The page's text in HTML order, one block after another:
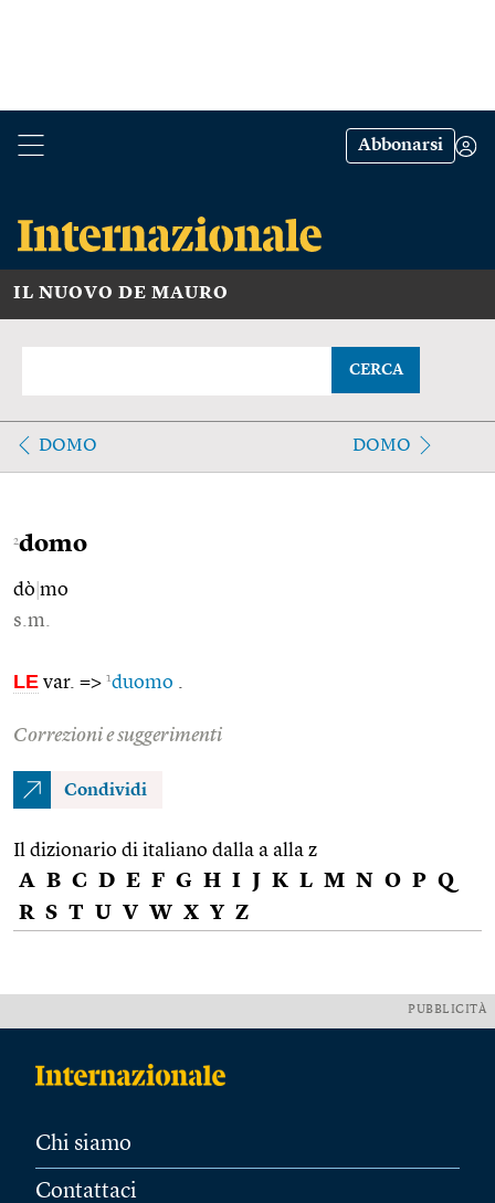
Abbonarsi
IL NUOVO DE MAURO
CERCA
DOMO DOMO
2domo
dò mo
s.m.
LE var. => 1duomo
Correzioni e suggerimenti
Condividi
Il dizionario di italiano dalla a alla z
A B C D E F G H I J K L M N O P Q
R S T U V W X Y Z
PUBBLICITÀ
Chi siamo
Contattaci